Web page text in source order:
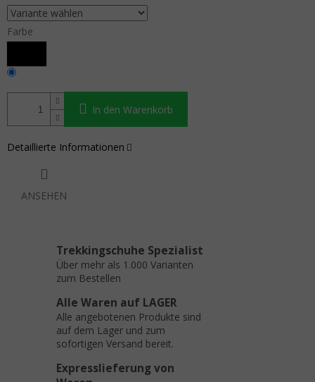
Farbe
In den Warenkorb
Detaillierte Informationen
ANSEHEN
Trekkingschuhe Spezialist
Über mehr als 1.000 Varianten
zum Bestellen
Alle Waren auf LAGER
Alle angebotenen Produkte sind
auf dem Lager und zum
sofortigen Versand bereit.
Expresslieferung von